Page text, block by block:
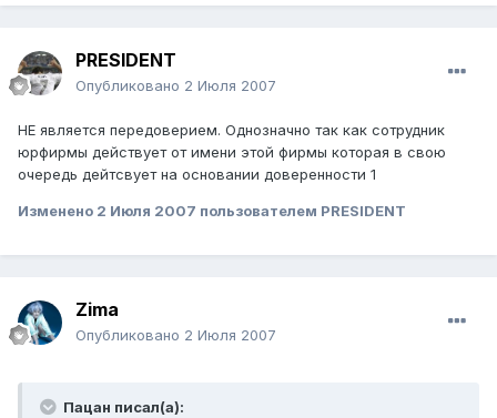
PRESIDENT
Опубликовано 2 Июля 2007
НЕ является передоверием. Однозначно так как сотрудник
юрфирмы действует от имени этой фирмы которая в свою
очередь дейтсвует на основании доверенности 1
Изменено 2 Июля 2007 пользователем PRESIDENT
Zima
Опубликовано 2 Июля 2007
Пацан писал(а):